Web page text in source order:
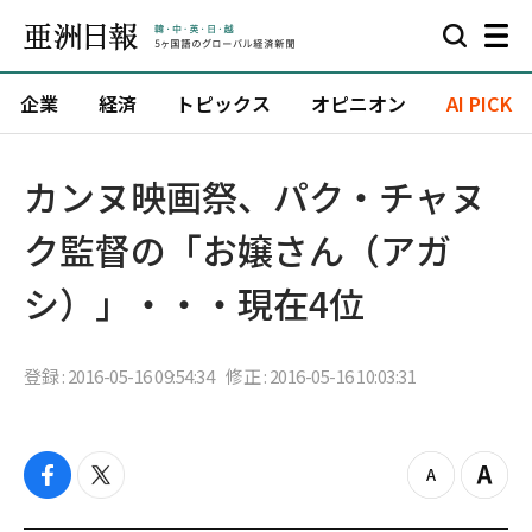
企業 経済 トピックス オピニオン AI PICK
カンヌ映画祭、パク・チャヌ
ク監督の「お嬢さん（アガ
シ）」・・・現在4位
登録 : 2016-05-16 09:54:34 修正 : 2016-05-16 10:03:31
f
t
z
Z